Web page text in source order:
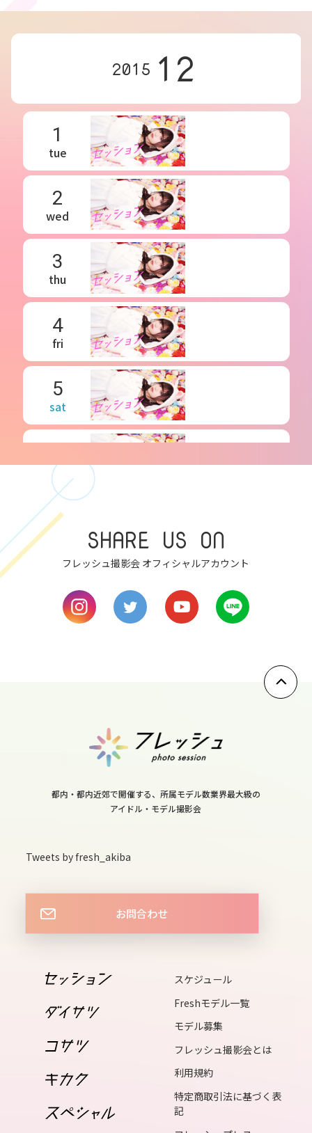
2015 12
1
tue
2
wed
3
thu
4
fri
5
sat
sun
7
mon
sun
14
15
tue
16
17
SHARE US ON
フレッシュ撮影会 オフィシャルアカウント
都内・都内近郊で開催する、所属モデル数業界最大級の
アイドル・モデル撮影会
Tweets by fresh_akiba
お問合わせ
スケジュール
Freshモデル一覧
モデル募集
フレッシュ撮影会とは
利用規約
特定商取引法に基づく表
記